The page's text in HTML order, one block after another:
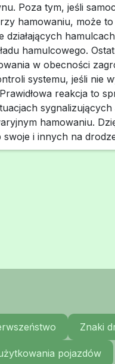
Poza tym, jeśli
hamowaniu, może
działających
hamulcowego.
w obecności
systemu, jeśli nie
reakcja to
sygnalizujących
hamowaniu.
swoje i innych na
Znaki
pojazdów